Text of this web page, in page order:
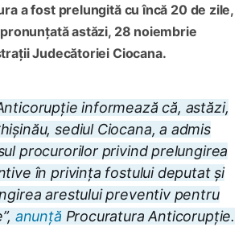
a fost prelungită cu încă 20 de zile,
astăzi, 28 noiembrie
Judecătoriei Ciocana.
informează că, astăzi,
sediul Ciocana, a admis
procurorilor privind prelungirea
în privința fostului deputat și
arestului preventiv pentru
anunță Procuratura Anticorupție.